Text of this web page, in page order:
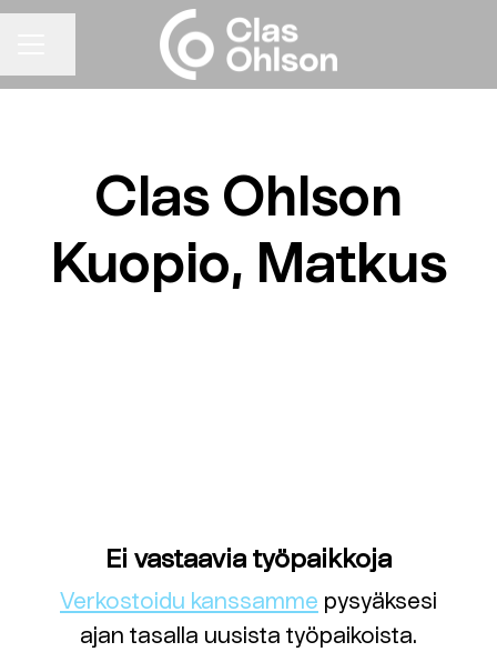
Clas Ohlson
Kuopio, Matkus
Ei vastaavia työpaikkoja
Verkostoidu kanssamme pysyäksesi
ajan tasalla uusista työpaikoista.